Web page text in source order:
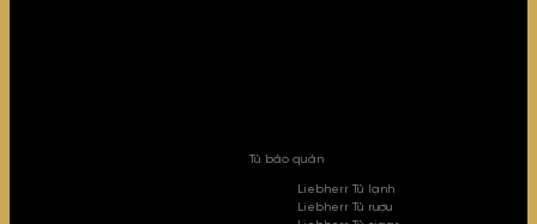
Tủ bảo quản
Liebherr Tủ lạnh
Liebherr Tủ rượu